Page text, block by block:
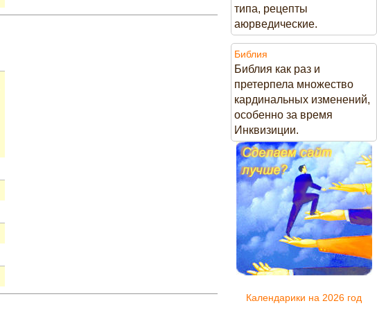
типа, рецепты
аюрведические.
Библия
Библия как раз и
претерпела множество
кардинальных изменений,
особенно за время
Инквизиции.
Календарики на 2026 год